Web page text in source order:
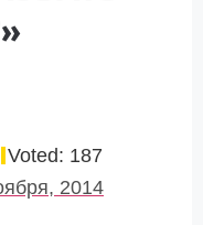
Voted: 187
2014